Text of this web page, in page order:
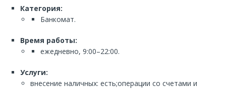
Категория:
Банкомат.
Время работы:
ежедневно, 9:00–22:00.
Услуги:
внесение наличных: есть;операции со счетами и